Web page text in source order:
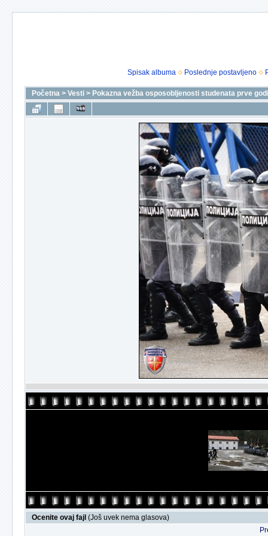
Spisak albuma Poslednje postavljeno
Početna > Vesti > Pokazna vežba osposobljenosti studenata prve
Ocenite ovaj fajl (Još uvek nema glasova)